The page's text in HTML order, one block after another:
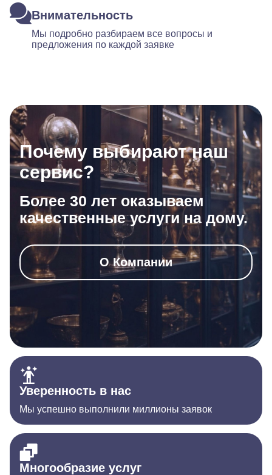
Внимательность
Мы подробно разбираем все вопросы и
предложения по каждой заявке
Почему выбирают наш
сервис?
Более 30 лет оказываем
качественные услуги на дому.
О Компании
Уверенность в нас
Мы успешно выполнили миллионы заявок
Многообразие услуг